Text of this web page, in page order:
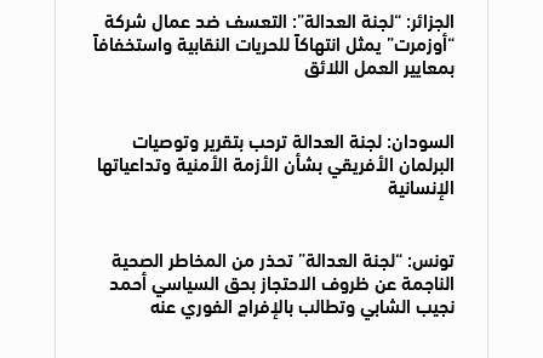
الجزائر: “لجنة العدالة”: التعسف ضد عمال شركة
“أوزمرت” يمثل انتهاكاً للحريات النقابية واستخفافاً
بمعايير العمل اللائق
السودان: لجنة العدالة ترحب بتقرير وتوصيات
البرلمان الأفريقي بشأن الأزمة الأمنية وتداعياتها
الإنسانية
تونس: “لجنة العدالة” تحذر من المخاطر الصحية
الناجمة عن ظروف الاحتجاز بحق السياسي أحمد
نجيب الشابي وتطالب بالإفراج الفوري عنه